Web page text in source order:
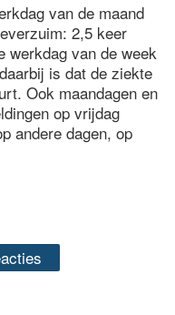
van de maand
2,5 keer
werkdag van de week
is dat de ziekte
Ook maandagen en
op vrijdag
andere dagen, op